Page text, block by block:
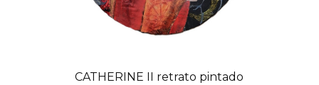
CATHERINE II retrato pintado